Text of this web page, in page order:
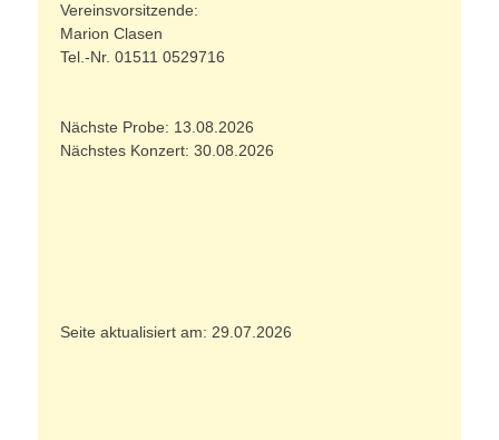
Vereinsvorsitzende:
Marion Clasen
Tel.-Nr. 01511 0529716
Nächste Probe: 13.08.2026
Nächstes Konzert: 30.08.2026
Seite aktualisiert am: 29.07.2026